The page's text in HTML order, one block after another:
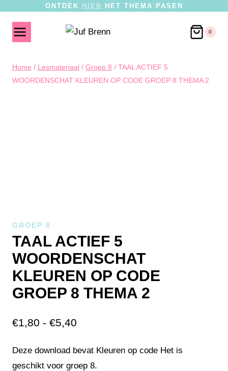
ONTDEK HIER HET THEMA PASEN
0
Home / Lesmateriaal / Groep 8 / TAAL ACTIEF 5
WOORDENSCHAT KLEUREN OP CODE GROEP 8 THEMA 2
GROEP 8
TAAL ACTIEF 5
WOORDENSCHAT
KLEUREN OP CODE
GROEP 8 THEMA 2
€1,80 - €5,40
Deze download bevat Kleuren op code Het is
geschikt voor groep 8.